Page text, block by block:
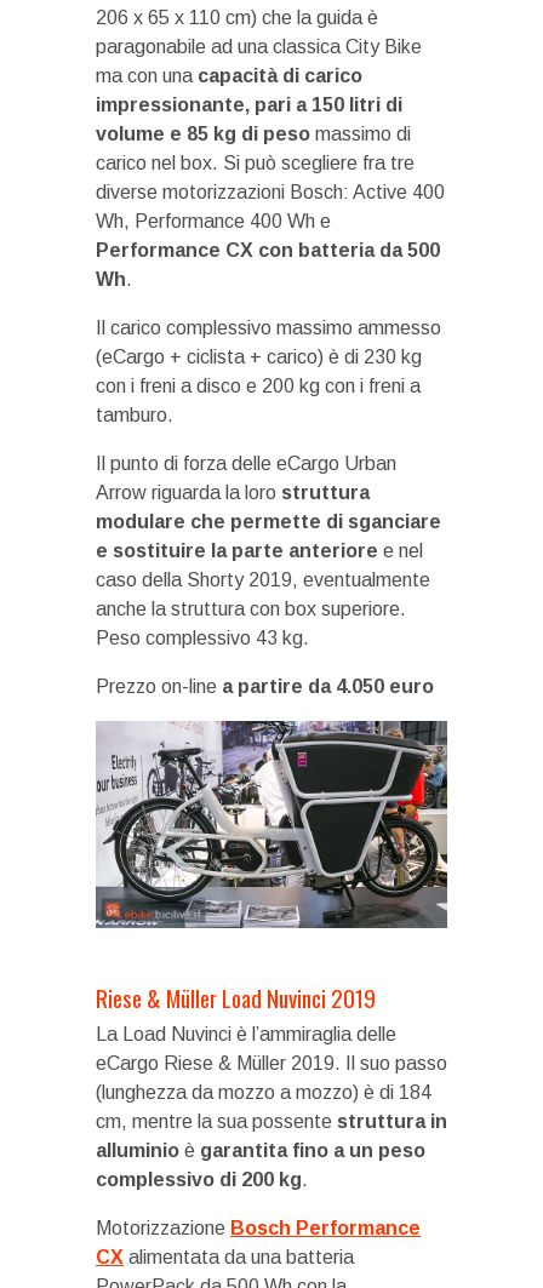
206 x 65 x 110 cm) che la guida è
paragonabile ad una classica City Bike
ma con una capacità di carico
impressionante, pari a 150 litri di
volume e 85 kg di peso massimo di
carico nel box. Si può scegliere fra tre
diverse motorizzazioni Bosch: Active 400
Wh, Performance 400 Wh e
Performance CX con batteria da 500
Wh.
Il carico complessivo massimo ammesso
(eCargo + ciclista + carico) è di 230 kg
con i freni a disco e 200 kg con i freni a
tamburo.
Il punto di forza delle eCargo Urban
Arrow riguarda la loro struttura
modulare che permette di sganciare
e sostituire la parte anteriore e nel
caso della Shorty 2019, eventualmente
anche la struttura con box superiore.
Peso complessivo 43 kg.
Prezzo on-line a partire da 4.050 euro
Riese & Müller Load Nuvinci 2019
La Load Nuvinci è l’ammiraglia delle
eCargo Riese & Müller 2019. Il suo passo
(lunghezza da mozzo a mozzo) è di 184
cm, mentre la sua possente struttura in
alluminio è garantita fino a un peso
complessivo di 200 kg.
Motorizzazione Bosch Performance
CX alimentata da una batteria